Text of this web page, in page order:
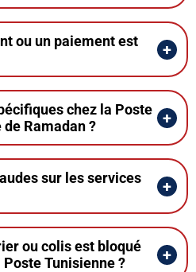
ou un paiement est
chez la Poste
Ramadan ?
sur les services
ou colis est bloqué
Tunisienne ?